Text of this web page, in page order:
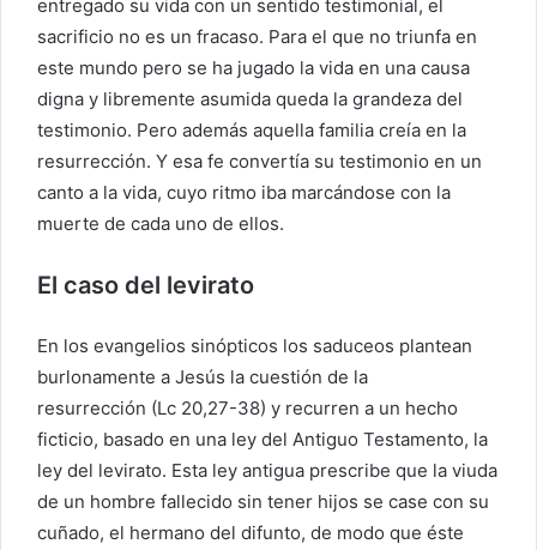
entregado su vida con un sentido testimonial, el
sacrificio no es un fracaso. Para el que no triunfa en
este mundo pero se ha jugado la vida en una causa
digna y libremente asumida queda la grandeza del
testimonio. Pero además aquella familia creía en la
resurrección. Y esa fe convertía su testimonio en un
canto a la vida, cuyo ritmo iba marcándose con la
muerte de cada uno de ellos.
El caso del levirato
En los evangelios sinópticos los saduceos plantean
burlonamente a Jesús la cuestión de la
resurrección (Lc 20,27-38) y recurren a un hecho
ficticio, basado en una ley del Antiguo Testamento, la
ley del levirato. Esta ley antigua prescribe que la viuda
de un hombre fallecido sin tener hijos se case con su
cuñado, el hermano del difunto, de modo que éste